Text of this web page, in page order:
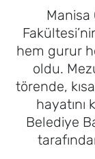
Manisa
hem gurur
oldu.
törende,
Belediye
EĞİTİM
SAĞLIK
YAŞAM
MAGAZİN
Tüm
Son
Haber